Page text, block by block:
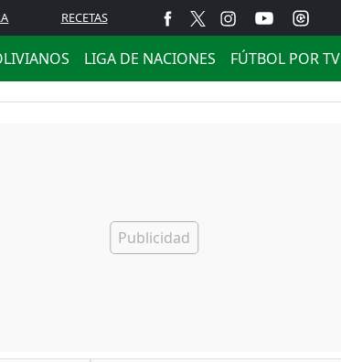
RECETAS
LIGA DE NACIONES FÚTBOL POR TV